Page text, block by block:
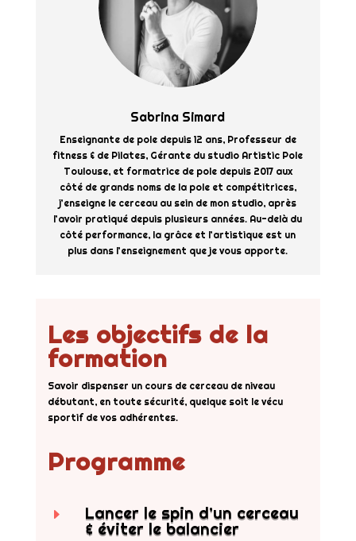
Sabrina Simard
Enseignante de pole depuis 12 ans, Professeur de
fitness & de Pilates, Gérante du studio Artistic Pole
Toulouse, et formatrice de pole depuis 2017 aux
côté de grands noms de la pole et compétitrices,
j’enseigne le cerceau au sein de mon studio, après
l’avoir pratiqué depuis plusieurs années. Au-delà du
côté performance, la grâce et l’artistique est un
plus dans l’enseignement que je vous apporte.
Les objectifs de la
formation
Savoir dispenser un cours de cerceau de niveau
débutant, en toute sécurité, quelque soit le vécu
sportif de vos adhérentes.
Programme
E Lancer le spin d’un cerceau
& éviter le balancier